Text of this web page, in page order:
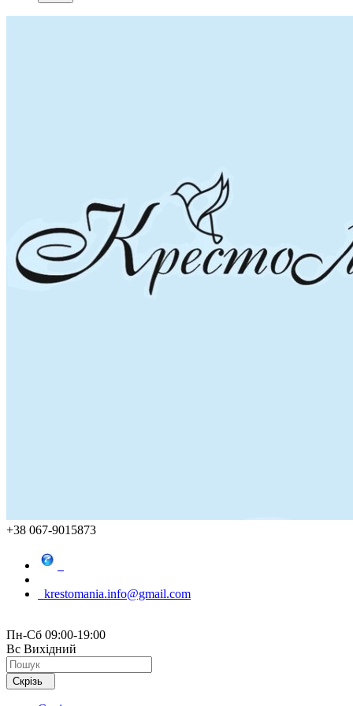
+38 067-9015873
krestomania.info@gmail.com
Пн-Сб 09:00-19:00
Вс Вихідний
Скрізь